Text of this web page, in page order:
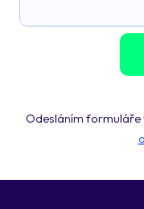
Odesláním formuláře